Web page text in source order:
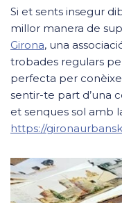
Si et sents insegur
millor manera de
Girona, una
trobades regulars
perfecta per
sentir-te part d’una
et senques sol amb
https://